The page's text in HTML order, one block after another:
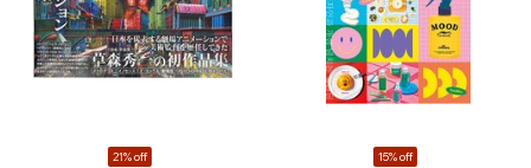
21% off 15% off